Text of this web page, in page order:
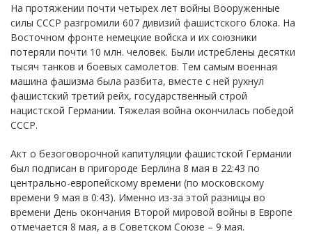
На протяжении почти четырех лет войны Вооруженные
силы СССР разгромили 607 дивизий фашистского блока. На
Восточном фронте немецкие войска и их союзники
потеряли почти 10 млн. человек. Были истреблены десятки
тысяч танков и боевых самолетов. Тем самым военная
машина фашизма была разбита, вместе с ней рухнул
фашистский третий рейх, государственный строй
нацистской Германии. Тяжелая война окончилась победой
СССР.
Акт о безоговорочной капитуляции фашистской Германии
был подписан в пригороде Берлина 8 мая в 22:43 по
центрально-европейскому времени (по московскому
времени 9 мая в 0:43). Именно из-за этой разницы во
времени День окончания Второй мировой войны в Европе
отмечается 8 мая, а в Советском Союзе – 9 мая.